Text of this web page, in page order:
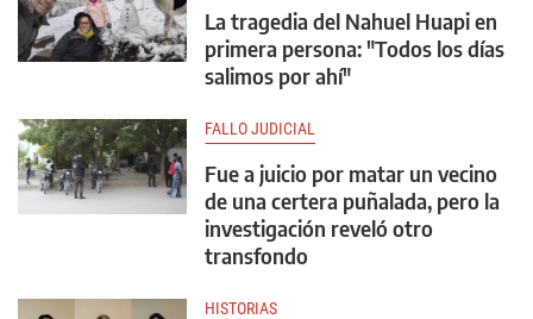
La tragedia del Nahuel Huapi en
primera persona: "Todos los días
salimos por ahí"
FALLO JUDICIAL
Fue a juicio por matar un vecino
de una certera puñalada, pero la
investigación reveló otro
transfondo
HISTORIAS